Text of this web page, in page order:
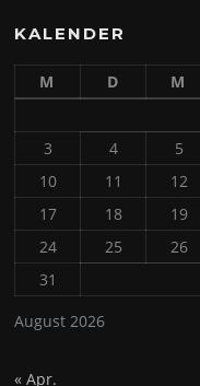
KALENDER
August 2026
M D M
3
4 5
10
11 12
17
18 19
24
25 26
31
« Apr.